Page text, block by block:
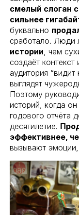
смелый слоган
сильнее
буквально
сработало. Люди
истории , чем
создаёт
аудитория
выглядят
Поэтому
историй, когда
годового отчёта
десятилетие.
эффективнее,
вызывают